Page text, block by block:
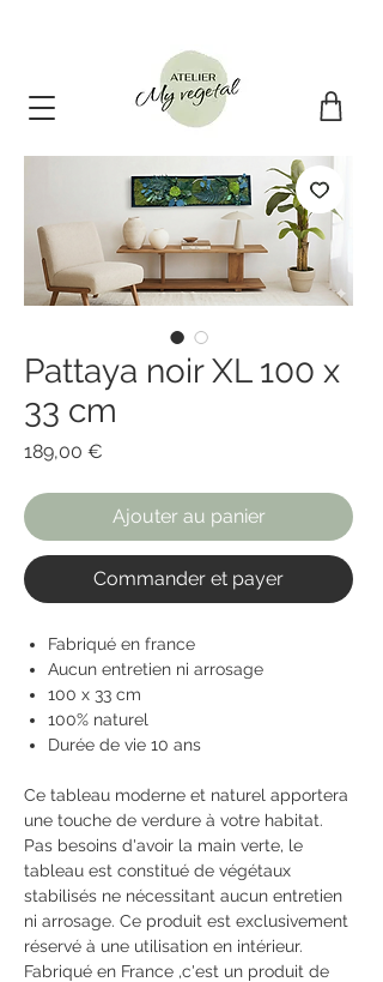
Pattaya noir XL 100 x
33 cm
189,00 €
Ajouter au panier
Commander et payer
Fabriqué en france
Aucun entretien ni arrosage
100 x 33 cm
100% naturel
Durée de vie 10 ans
Ce tableau moderne et naturel apportera
une touche de verdure à votre habitat.
Pas besoins d'avoir la main verte, le
tableau est constitué de végétaux
stabilisés ne nécessitant aucun entretien
ni arrosage. Ce produit est exclusivement
réservé à une utilisation en intérieur.
Fabriqué en France ,c'est un produit de